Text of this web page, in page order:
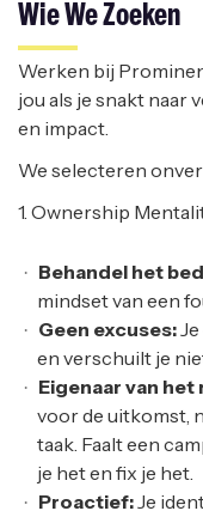
Wie We Zoeken
Werken bij
jou als je snakt naar
en impact.
We selecteren
1. Ownership
Behandel het
mindset van een
Geen excuses:
en verschuilt je
Eigenaar van het
voor de uitkomst,
taak. Faalt een
je het en fix je het.
Proactief:Je